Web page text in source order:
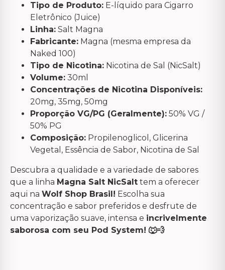
Tipo de Produto: E-líquido para Cigarro
Eletrônico (Juice)
Linha: Salt Magna
Fabricante: Magna (mesma empresa da
Naked 100)
Tipo de Nicotina: Nicotina de Sal (NicSalt)
Volume: 30ml
Concentrações de Nicotina Disponíveis:
20mg, 35mg, 50mg
Proporção VG/PG (Geralmente): 50% VG /
50% PG
Composição: Propilenoglicol, Glicerina
Vegetal, Essência de Sabor, Nicotina de Sal
Descubra a qualidade e a variedade de sabores
que a linha Magna Salt NicSalt tem a oferecer
aqui na Wolf Shop Brasil! Escolha sua
concentração e sabor preferidos e desfrute de
uma vaporização suave, intensa e incrivelmente
saborosa com seu Pod System! 🐺💨